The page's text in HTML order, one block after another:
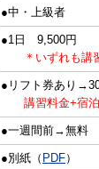
●中・上級者
●1日 9,500円
＊いずれも講
●リフト券あり
講習料金+宿
●一週間前→無
●別紙（ PDF）